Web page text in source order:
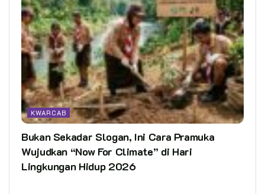
KWARCAB
Bukan Sekadar Slogan, Ini Cara Pramuka
Wujudkan “Now For Climate” di Hari
Lingkungan Hidup 2026